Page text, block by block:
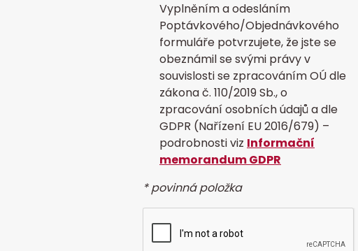
Vyplněním a odesláním
Poptávkového/Objednávkového
formuláře potvrzujete, že jste se
obeznámil se svými právy v
souvislosti se zpracováním OÚ dle
zákona č. 110/2019 Sb., o
zpracování osobních údajů a dle
GDPR (Nařízení EU 2016/679) –
podrobnosti viz Informační
memorandum GDPR
* povinná položka